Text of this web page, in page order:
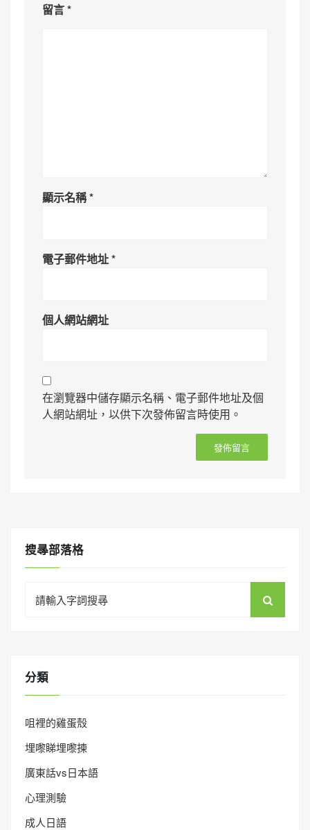
留言*
顯示名稱*
電子郵件地址*
個人網站網址
在瀏覽器中儲存顯示名稱、電子郵件地址及個
人網站網址，以供下次發佈留言時使用。
搜㝷部落格
for:
分類
咀裡的雞蛋殼
埋嚟睇埋嚟揀
廣東話vs日本語
心理測驗
成人日語